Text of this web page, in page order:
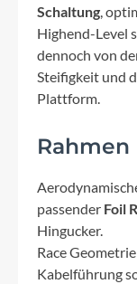
Schaltung,
Highend-Level
dennoch von
Steifigkeit und
Plattform.
Rahmen
passender Foil
Hingucker.
Race
Kabelführung